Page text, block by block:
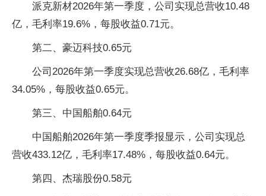
派克新材2026年第一季度，公司实现总营收10.48
亿，毛利率19.6%，每股收益0.71元。
第二、豪迈科技0.65元
公司2026年第一季度实现总营收26.68亿，毛利率
34.05%，每股收益0.65元。
第三、中国船舶0.64元
中国船舶2026年第一季度季报显示，公司实现总
营收433.12亿，毛利率17.48%，每股收益0.64元。
第四、杰瑞股份0.58元